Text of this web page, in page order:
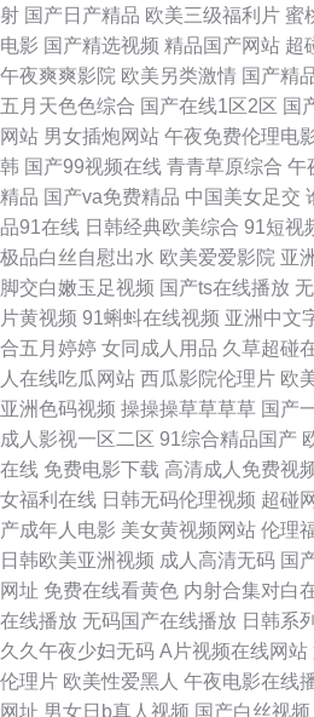
字幕电影 91视频免费看 久久麻豆精品国产
久精品日本一区二区三区 欧美先锋影音播
合久久久久 欧美极品视屏 www人人干天天
线综合第八页 91社视频在线观看 亚洲最大
频传媒 五月花丁香社区 后入白丝 一本道伊
产欧美色亚洲 人人操人人高潮 人妻无码久
品种子久久久久久 人妖在线ts国产米兰 成
爱爱一区 97AV91操 51网www91 久久精
av 久久综合一本 91老黄 亚洲夜色色 精品
院 国产一区熟女免费 色佬头福利导福航大
婷婷 少妇人妻网站 色内内免费播放 国产精
区二区 熟女一4 国产专区欧美日韩专区 亚
射 国产日产精品 欧美三级福利片 蜜
电影 国产精选视频 精品国产网站 超
午夜爽爽影院 欧美另类激情 国产精
五月天色色综合 国产在线1区2区 国
网站 男女插炮网站 午夜免费伦理电
韩 国产99视频在线 青青草原综合 午
精品 国产va免费精品 中国美女足交
品91在线 日韩经典欧美综合 91短视
极品白丝自慰出水 欧美爱爱影院 亚
脚交白嫩玉足视频 国产ts在线播放
片黄视频 91蝌蚪在线视频 亚洲中文
合五月婷婷 女同成人用品 久草超碰
人在线吃瓜网站 西瓜影院伦理片 欧
亚洲色码视频 操操操草草草草 国产
成人影视一区二区 91综合精品国产
在线 免费电影下载 高清成人免费视
女福利在线 日韩无码伦理视频 超碰
产成年人电影 美女黄视频网站 伦理
日韩欧美亚洲视频 成人高清无码 国
网址 免费在线看黄色 内射合集对白
在线播放 无码国产在线播放 日韩系
久久午夜少妇无码 A片视频在线网站
伦理片 欧美性爱黑人 午夜电影在线
网址 男女日b真人视频 国产白丝视频